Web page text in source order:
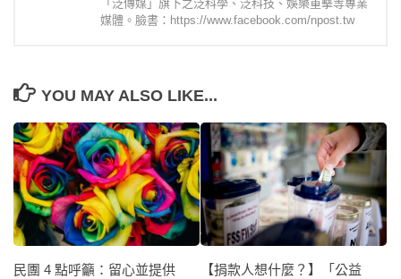
「泛傳媒」旗下之泛科學、泛科技、娛樂重擊等專業
媒體。臉書：https://www.facebook.com/npost.tw
YOU MAY ALSO LIKE...
民團 4 點呼籲：留心並提供
【捐款人想什麼？】「公益